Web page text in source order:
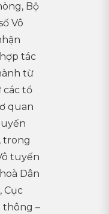
Bộ
Vô
tác
từ
các tổ
quan
trong
tuyến
Dân
Cục
thông –